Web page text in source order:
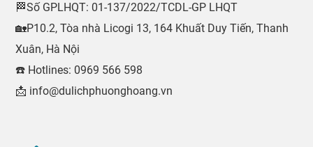
🏁Số GPLHQT: 01-137/2022/TCDL-GP LHQT
🏡P10.2, Tòa nhà Licogi 13, 164 Khuất Duy Tiến, Thanh
Xuân, Hà Nội
☎️ Hotlines: 0969 566 598
📩 info@dulichphuonghoang.vn